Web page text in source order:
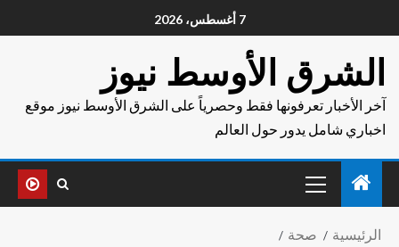
7 أغسطس، 2026
الشرق الأوسط نيوز
آخر الأخبار تعرفونها فقط وحصرياً على الشرق الأوسط نيوز موقع
اخباري شامل يدور حول العالم
الرئيسية
صحة